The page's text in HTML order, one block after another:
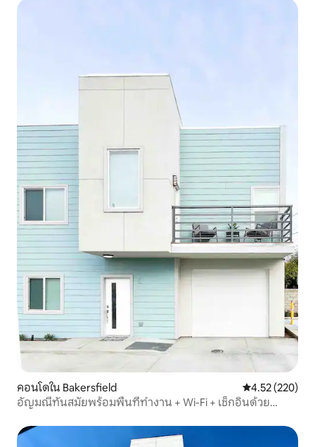
คอนโดใน Bakersfield คะแนนเฉลี่ย
4.52 (220)
อัญมณีทันสมัยพร้อมพื้นที่ทำงาน + Wi-Fi + เช็กอินด้วย